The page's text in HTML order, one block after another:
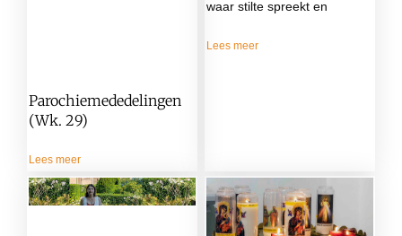
Parochiemededelingen
(wk. 29)
Lees meer
waar stilte spreekt en
Lees meer